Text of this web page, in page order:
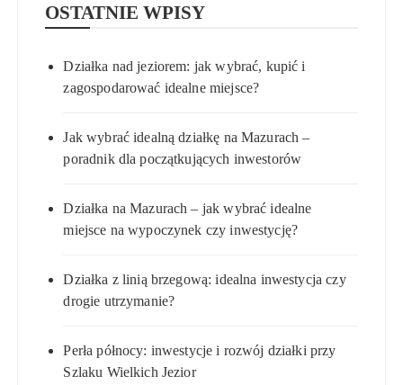
OSTATNIE WPISY
Działka nad jeziorem: jak wybrać, kupić i
zagospodarować idealne miejsce?
Jak wybrać idealną działkę na Mazurach –
poradnik dla początkujących inwestorów
Działka na Mazurach – jak wybrać idealne
miejsce na wypoczynek czy inwestycję?
Działka z linią brzegową: idealna inwestycja czy
drogie utrzymanie?
Perła północy: inwestycje i rozwój działki przy
Szlaku Wielkich Jezior